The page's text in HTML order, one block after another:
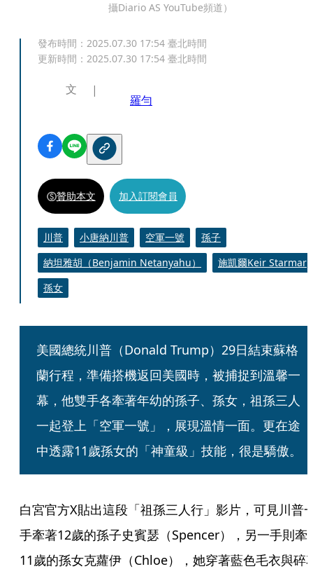
攝Diario AS YouTube頻道）
發布時間： 2025.07.30 17:54 臺北時間
更新時間： 2025.07.30 17:54 臺北時間
文
羅勻
贊助本文 加入訂閱會員
川普 小唐納川普 空軍一號
孫子
納坦雅胡（Benjamin Netanyahu）
施凱爾Keir Starmar
孫女
美國總統川普（Donald Trump）29日結束蘇格
蘭行程，準備搭機返回美國時，被捕捉到溫馨一
幕，他雙手各牽著年幼的孫子、孫女，祖孫三人
一起登上「空軍一號」，展現溫情一面。更在途
中透露11歲孫女的「神童級」技能，很是驕傲。
白宮官方X貼出這段「祖孫三人行」影片，可見川普
手牽著12歲的孫子史賓瑟（Spencer），另一手則牽
11歲的孫女克蘿伊（Chloe），她穿著藍色毛衣與碎